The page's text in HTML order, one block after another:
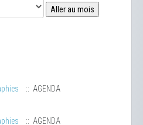
Aller au mois
:: AGENDA
:: AGENDA